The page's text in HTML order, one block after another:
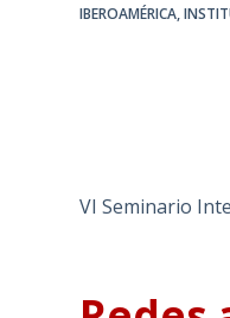
IBEROAMÉRICA,
VI Seminario